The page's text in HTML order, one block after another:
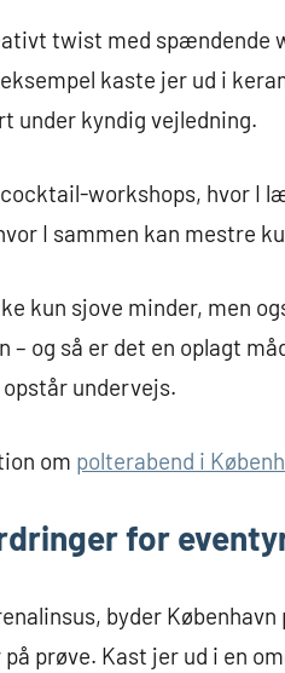
twist med
kaste jer ud i
under kyndig vejledning.
workshops, hvor I
I sammen kan mestre
kun sjove minder, men
– og så er det en oplagt
undervejs.
om polterabend i
for
byder
prøve. Kast jer ud i en